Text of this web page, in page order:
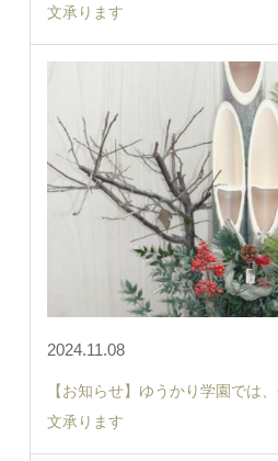
文承ります
2024.11.08
【お知らせ】ゆうかり学園では
文承ります